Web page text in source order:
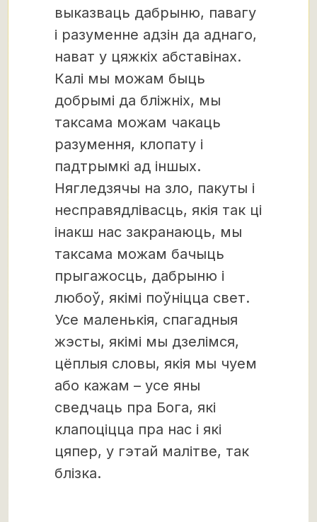
выказваць дабрыню, павагу
і разуменне адзін да аднаго,
нават у цяжкіх абставінах.
Калі мы можам быць
добрымі да бліжніх, мы
таксама можам чакаць
разумення, клопату і
падтрымкі ад іншых.
Нягледзячы на ​​зло, пакуты і
несправядлівасць, якія так ці
інакш нас закранаюць, мы
таксама можам бачыць
прыгажосць, дабрыню і
любоў, якімі поўніцца свет.
Усе маленькія, спагадныя
жэсты, якімі мы дзелімся,
цёплыя словы, якія мы чуем
або кажам – усе яны
сведчаць пра Бога, які
клапоціцца пра нас і які
цяпер, у гэтай малітве, так
блізка.